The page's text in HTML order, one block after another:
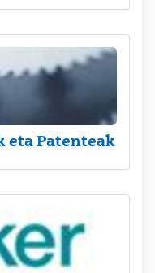
eta Patenteak